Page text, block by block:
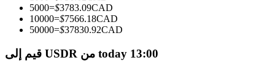
كن متداول نسخ
5000=$3783.09CAD
10000=$7566.18CAD
50000=$37830.92CAD
قيم إلى USDR من today 13:00